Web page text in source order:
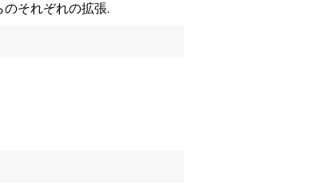
のそれぞれの拡張.